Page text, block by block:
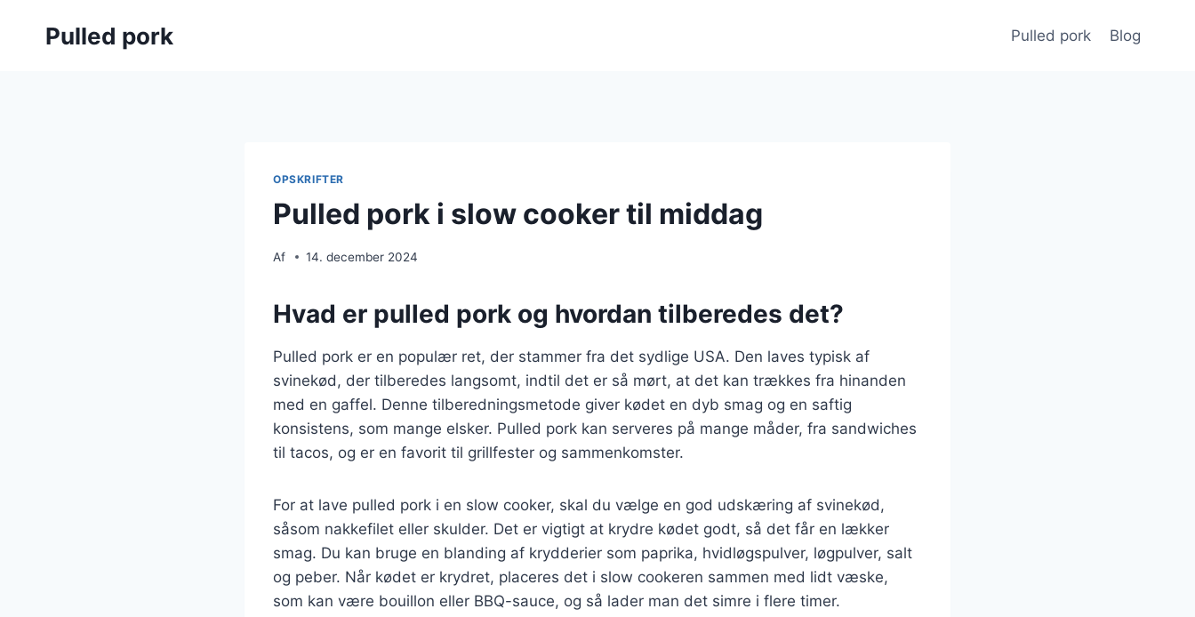
Pulled pork Pulled pork Blog
OPSKRIFTER
Pulled pork i slow cooker til middag
Af 14. december 2024
Hvad er pulled pork og hvordan tilberedes det?
Pulled pork er en populær ret, der stammer fra det sydlige USA. Den laves typisk af
svinekød, der tilberedes langsomt, indtil det er så mørt, at det kan trækkes fra hinanden
med en gaffel. Denne tilberedningsmetode giver kødet en dyb smag og en saftig
konsistens, som mange elsker. Pulled pork kan serveres på mange måder, fra sandwiches
til tacos, og er en favorit til grillfester og sammenkomster.
For at lave pulled pork i en slow cooker, skal du vælge en god udskæring af svinekød,
såsom nakkefilet eller skulder. Det er vigtigt at krydre kødet godt, så det får en lækker
smag. Du kan bruge en blanding af krydderier som paprika, hvidløgspulver, løgpulver, salt
og peber. Når kødet er krydret, placeres det i slow cookeren sammen med lidt væske,
som kan være bouillon eller BBQ-sauce, og så lader man det simre i flere timer.